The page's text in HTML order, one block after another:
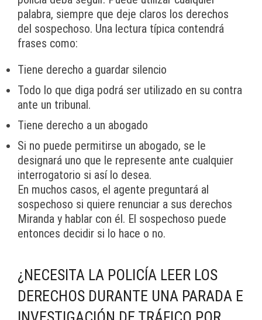
palabra, siempre que deje claros los derechos
del sospechoso. Una lectura típica contendrá
frases como:
Tiene derecho a guardar silencio
Todo lo que diga podrá ser utilizado en su contra
ante un tribunal.
Tiene derecho a un abogado
Si no puede permitirse un abogado, se le
designará uno que le represente ante cualquier
interrogatorio si así lo desea.
En muchos casos, el agente preguntará al
sospechoso si quiere renunciar a sus derechos
Miranda y hablar con él. El sospechoso puede
entonces decidir si lo hace o no.
¿NECESITA LA POLICÍA LEER LOS
DERECHOS DURANTE UNA PARADA E